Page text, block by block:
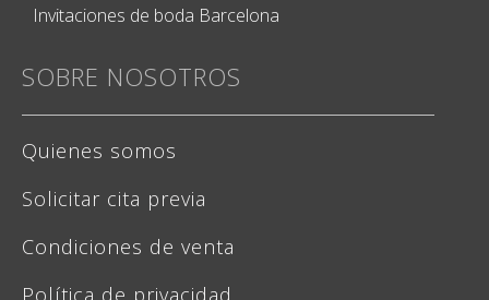
Invitaciones de boda Barcelona
SOBRE NOSOTROS
Quienes somos
Solicitar cita previa
Condiciones de venta